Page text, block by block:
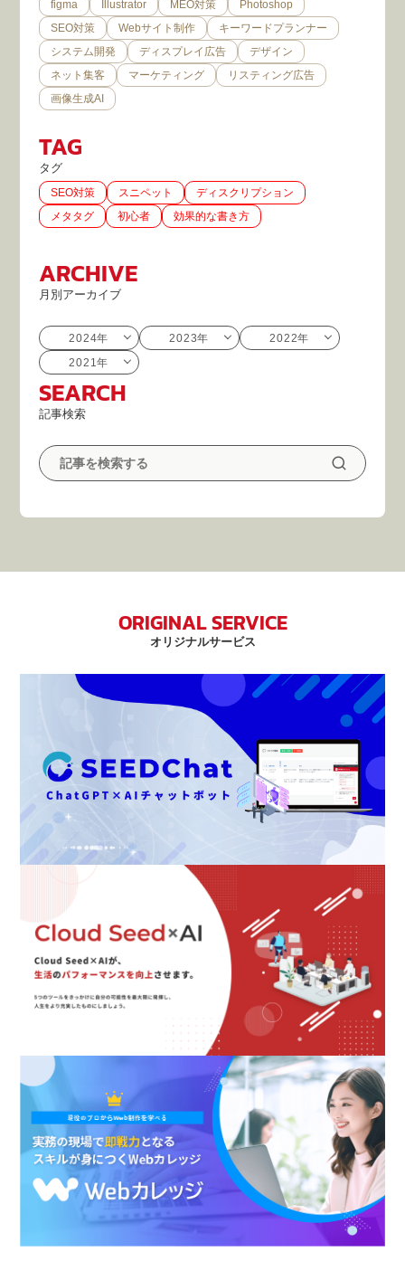
figma
Illustrator MEO対策
Photoshop
SEO対策
Webサイト制作
キーワードプランナー
システム開発
ディスプレイ広告
デザイン
ネット集客
マーケティング
リスティング広告
画像生成AI
TAG
タグ
SEO対策 スニペット
ディスクリプション
メタタグ
初心者 効果的な書き方
ARCHIVE
月別アーカイブ
2024年 2023年
2022年
2021年
SEARCH
記事検索
ORIGINAL SERVICE
オリジナルサービス